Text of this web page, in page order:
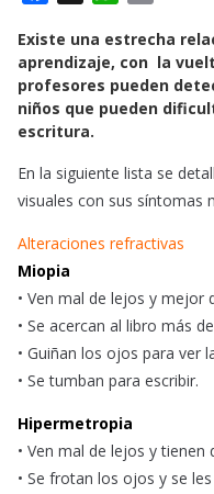
c
e
b
o
k
a
t
s
p
a
l
Existe una estrecha
aprendizaje, con la
profesores pueden
niños que pueden
escritura.
En la siguiente lista se
visuales con sus síntomas
Alteraciones refractivas
Miopia
• Ven mal de lejos y mejor
• Se acercan al libro más
• Guiñan los ojos para ver
• Se tumban para escribir.
Hipermetropia
• Ven mal de lejos y tienen
• Se frotan los ojos y se